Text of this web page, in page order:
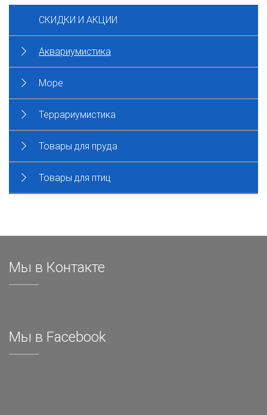
СКИДКИ И АКЦИИ
Аквариумистика
Море
Террариумистика
Товары для пруда
Товары для птиц
Мы в Контакте
Мы в Facebook